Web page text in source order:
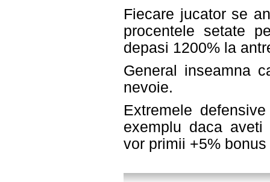
Fiecare jucator se
procentele setate
depasi 1200% la
General inseamna
nevoie.
Extremele
exemplu daca aveti
vor primii +5%